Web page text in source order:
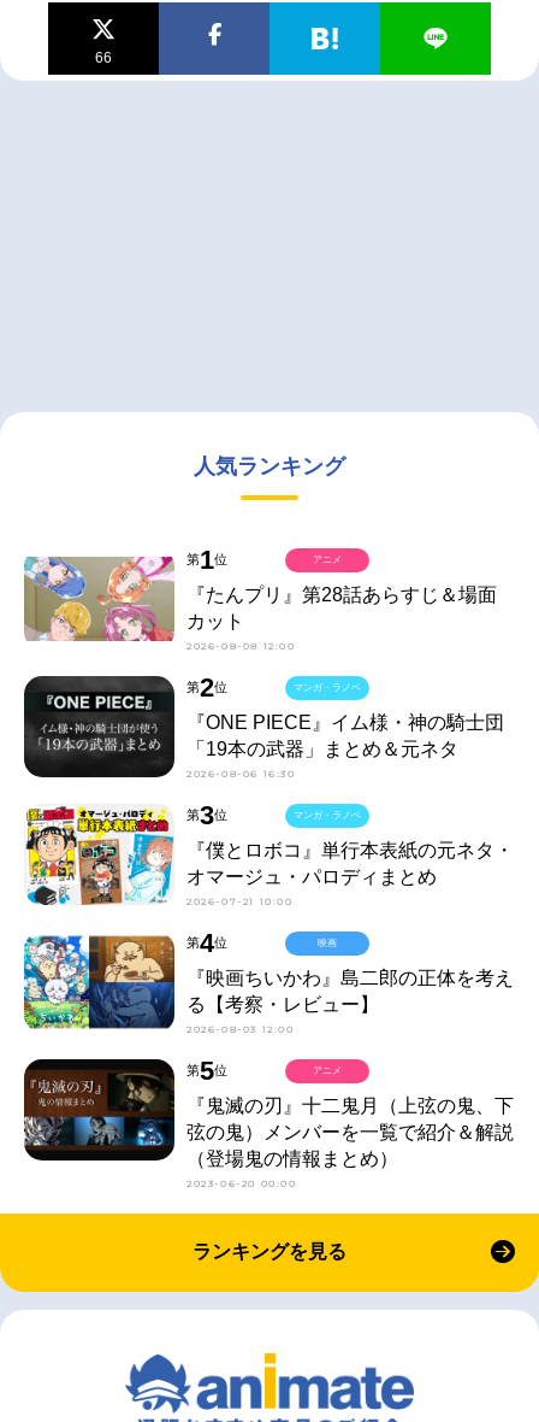
66
人気ランキング
第1位
『たんプリ』第28話あらすじ＆場面
カット
2026-08-08 12:00
アニメ
第2位
『ONE PIECE』イム様・神の騎士団
「19本の武器」まとめ＆元ネタ
2026-08-06 16:30
マンガ・ラノベ
第3位
『僕とロボコ』単行本表紙の元ネタ・
オマージュ・パロディまとめ
2026-07-21 10:00
マンガ・ラノベ
第4位
『映画ちいかわ』島二郎の正体を考え
る【考察・レビュー】
2026-08-03 12:00
映画
第5位
『鬼滅の刃』十二鬼月（上弦の鬼、下
弦の鬼）メンバーを一覧で紹介＆解説
（登場鬼の情報まとめ）
2023-06-20 00:00
アニメ
ランキングを見る